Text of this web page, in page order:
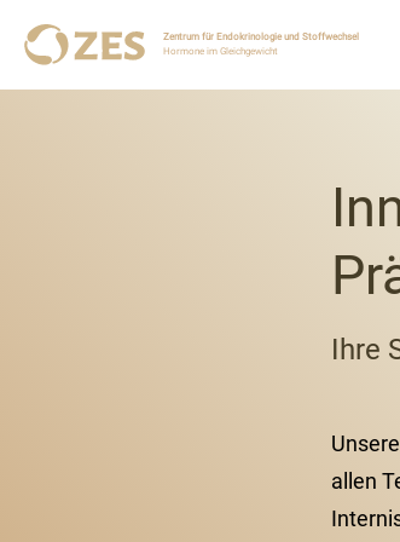
Zentrum für Endokrinologie und Stoffwechsel
Hormone im Gleichgewicht
Ihre
allen